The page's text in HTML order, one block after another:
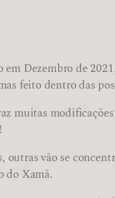
Dezembro de
feito dentro das
muitas
vão se
do Xamã.